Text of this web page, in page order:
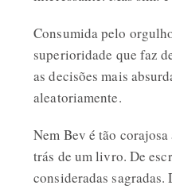
Consumida pelo
superioridade que faz
as decisões mais
aleatoriamente.
Nem Bev é tão
trás de um livro. De
consideradas